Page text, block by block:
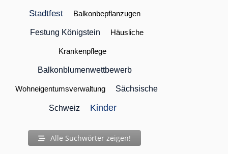
Stadtfest Balkonbepflanzugen
Festung Königstein Häusliche
Krankenpflege
Balkonblumenwettbewerb
Wohneigentumsverwaltung Sächsische
Schweiz Kinder
Alle Suchwörter zeigen!